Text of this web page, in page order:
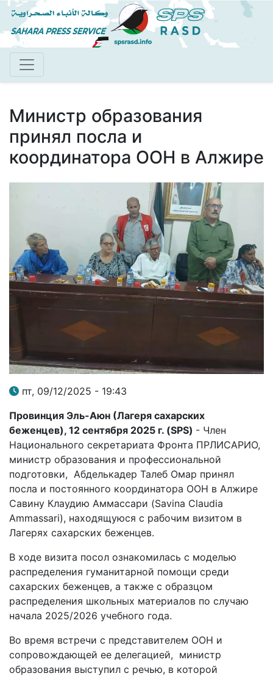
Перейти
к
основному
Министр образования
принял посла и
координатора ООН в Алжире
пт, 09/12/2025 - 19:43
Провинция Эль-Аюн (Лагеря сахарских
беженцев), 12 сентября 2025 г. (SPS) - Член
Национального секретариата Фронта ПРЛИСАРИО,
министр образования и профессиональной
подготовки, Абделькадер Талеб Омар принял
посла и постоянного координатора ООН в Алжире
Савину Клаудию Аммассари (Savina Claudia
Ammassari), находящуюся с рабочим визитом в
Лагерях сахарских беженцев.
В ходе визита посол ознакомилась с моделью
распределения гуманитарной помощи среди
сахарских беженцев, а также с образцом
распределения школьных материалов по случаю
начала 2025/2026 учебного года.
Во время встречи с представителем ООН и
сопровождающей ее делегацией, министр
образования выступил с речью, в которой